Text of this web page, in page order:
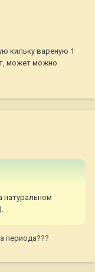
кильку вареную 1
может можно
натуральном
периода???